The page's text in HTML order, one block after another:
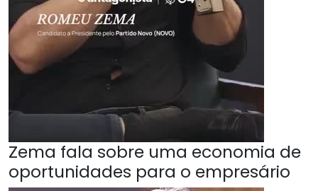
Zema fala sobre uma economia de
oportunidades para o empresário